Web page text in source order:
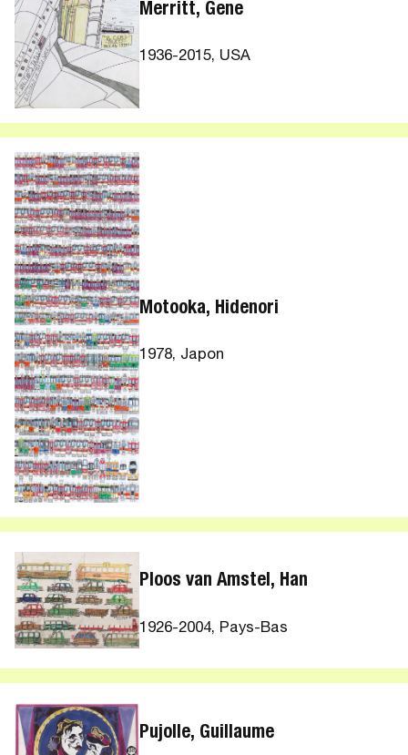
Merritt, Gene
1936-2015, USA
Motooka, Hidenori
1978, Japon
Ploos van Amstel, Han
1926-2004, Pays-Bas
Pujolle, Guillaume